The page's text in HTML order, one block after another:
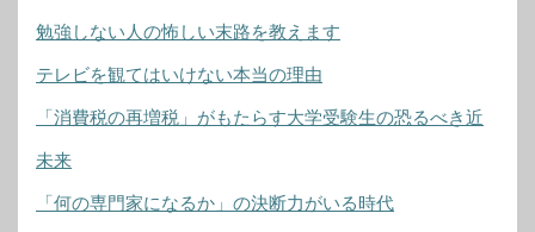
勉強しない人の怖しい末路を教えます
テレビを観てはいけない本当の理由
「消費税の再増税」がもたらす大学受験生の恐るべき近
未来
「何の専門家になるか」の決断力がいる時代